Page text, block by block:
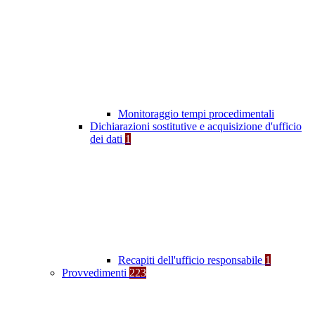
Monitoraggio tempi procedimentali
Dichiarazioni sostitutive e acquisizione d'ufficio
dei dati 1
Recapiti dell'ufficio responsabile 1
Provvedimenti 223